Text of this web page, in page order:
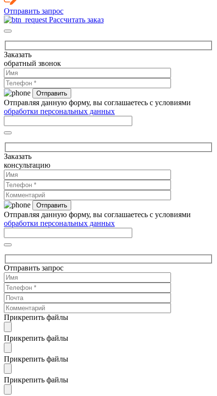
Отправить запрос
Рассчитать заказ
Заказать
обратный звонок
Отправляя данную форму, вы соглашаетесь с условиями
обработки персональных данных
Заказать
консультацию
Отправляя данную форму, вы соглашаетесь с условиями
обработки персональных данных
Отправить запрос
Прикрепить файлы
Прикрепить файлы
Прикрепить файлы
Прикрепить файлы